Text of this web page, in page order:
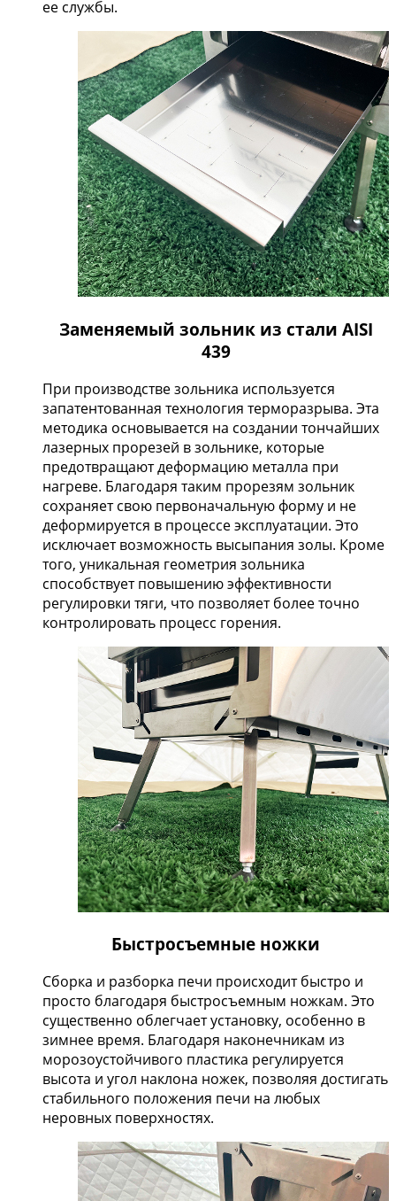
ее службы.
Заменяемый зольник из стали AISI
439
При производстве зольника используется
запатентованная технология терморазрыва. Эта
методика основывается на создании тончайших
лазерных прорезей в зольнике, которые
предотвращают деформацию металла при
нагреве. Благодаря таким прорезям зольник
сохраняет свою первоначальную форму и не
деформируется в процессе эксплуатации. Это
исключает возможность высыпания золы. Кроме
того, уникальная геометрия зольника
способствует повышению эффективности
регулировки тяги, что позволяет более точно
контролировать процесс горения.
Быстросъемные ножки
Сборка и разборка печи происходит быстро и
просто благодаря быстросъемным ножкам. Это
существенно облегчает установку, особенно в
зимнее время. Благодаря наконечникам из
морозоустойчивого пластика регулируется
высота и угол наклона ножек, позволяя достигать
стабильного положения печи на любых
неровных поверхностях.